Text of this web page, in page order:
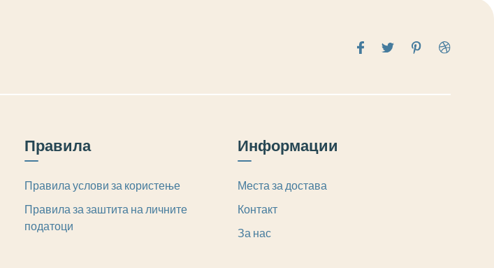
Правила
Правила услови за користење
Правила за заштита на личните
податоци
Информации
Места за достава
Контакт
За нас